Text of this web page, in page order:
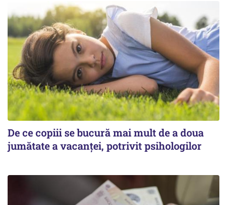
De ce copiii se bucură mai mult de a doua
jumătate a vacanței, potrivit psihologilor